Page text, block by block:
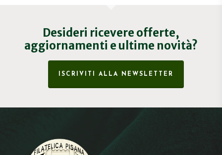
Desideri ricevere offerte,
aggiornamenti e ultime novità?
ISCRIVITI ALLA NEWSLETTER